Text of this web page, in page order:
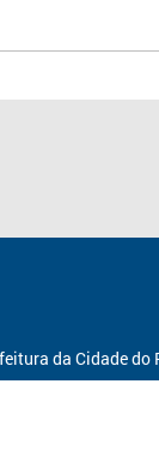
da Cidade do